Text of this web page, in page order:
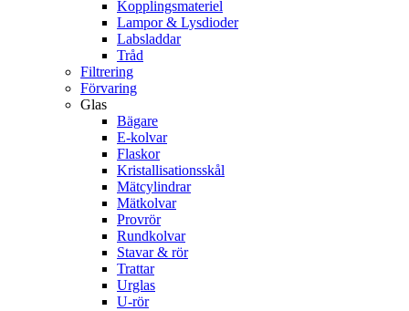
Kopplingsmateriel
Lampor & Lysdioder
Labsladdar
Tråd
Filtrering
Förvaring
Glas
Bägare
E-kolvar
Flaskor
Kristallisationsskål
Mätcylindrar
Mätkolvar
Provrör
Rundkolvar
Stavar & rör
Trattar
Urglas
U-rör